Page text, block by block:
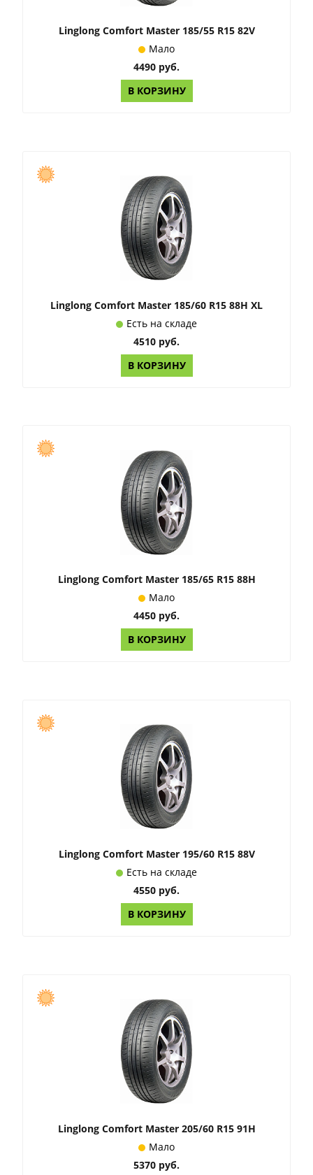
Linglong Comfort Master 185/55 R15 82V
Мало
4490 руб.
В КОРЗИНУ
Linglong Comfort Master 185/60 R15 88H XL
Есть на складе
4510 руб.
В КОРЗИНУ
Linglong Comfort Master 185/65 R15 88H
Мало
4450 руб.
В КОРЗИНУ
Linglong Comfort Master 195/60 R15 88V
Есть на складе
4550 руб.
В КОРЗИНУ
Linglong Comfort Master 205/60 R15 91H
Мало
5370 руб.